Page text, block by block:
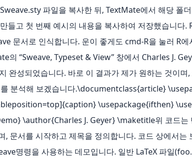
파일을 복사한 뒤, TextMate에서 해당 폴
고 첫 번째 예시의 내용을 복사하여 저장했습니다.
문서로 인식합니다. 운이 좋게도 cmd‑R을 눌러 R
의 “Sweave, Typeset & View” 창에서 Charles J.
완성되었습니다. 바로 이 결과가 제가 원하는 것이
를 분석해 보겠습니다.\documentclass{article}
\usepackage{ifthen}
\author{Charles J. Geyer} \maketitle위 코드는
문서를 시작하고 제목을 정의합니다. 코드 상에서는
명령을 사용하는 데모입니다. 일반 LaTeX 파일